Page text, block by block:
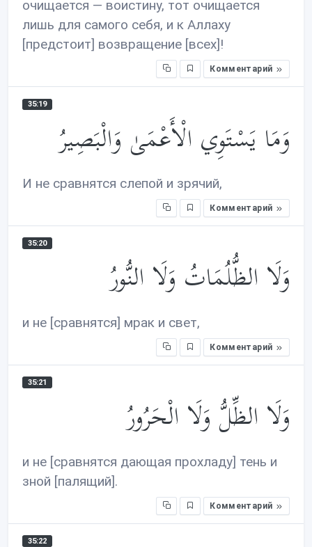
очищается — воистину, тот очищается
лишь для самого себя, и к Аллаху
[предстоит] возвращение [всех]!
Комментарий
35:19
وَمَا يَسْتَوِي الْأَعْمَىٰ وَالْبَصِيرُ
И не сравнятся слепой и зрячий,
Комментарий
35:20
وَلَا الظُّلُمَاتُ وَلَا النُّورُ
и не [сравнятся] мрак и свет,
Комментарий
35:21
وَلَا الظِّلُّ وَلَا الْحَرُورُ
и не [сравнятся дающая прохладу] тень и
зной [палящий].
Комментарий
35:22